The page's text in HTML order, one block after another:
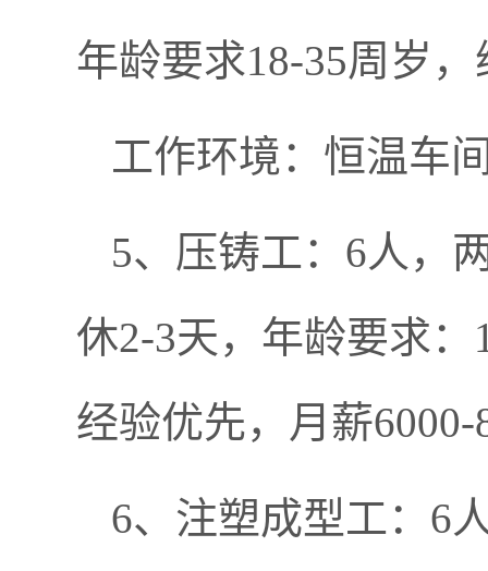
年龄要求18-35周岁
工作环境：恒温车
5、压铸工：6人，
休2-3天，年龄要求
经验优先，月薪6000-
6、注塑成型工：6